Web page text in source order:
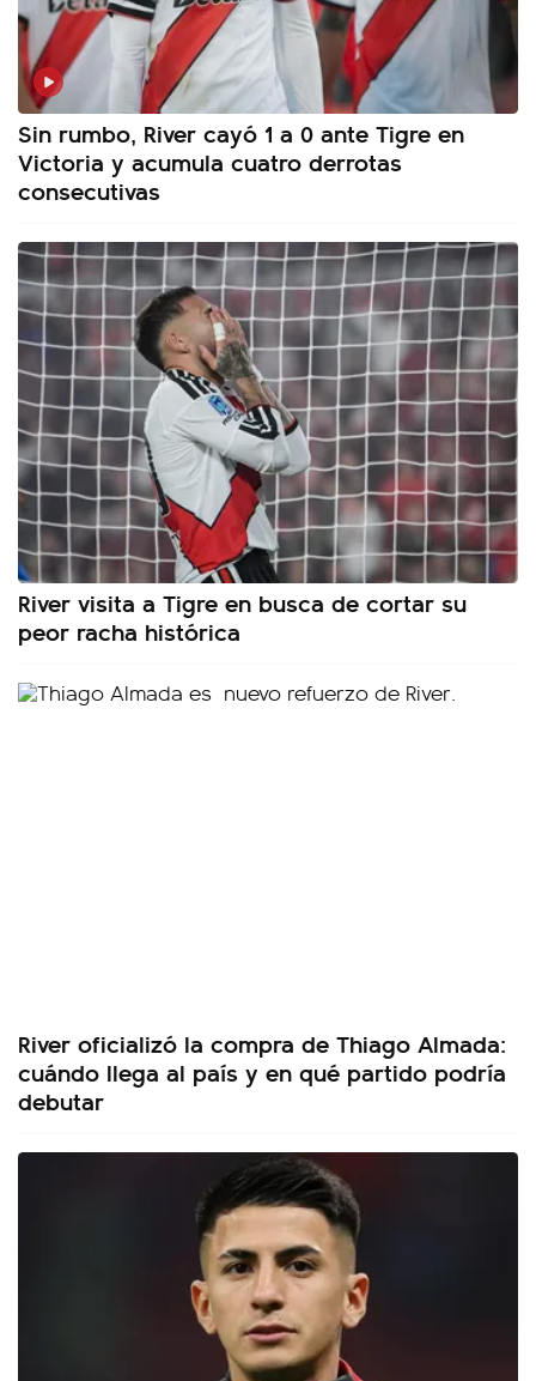
Sin rumbo, River cayó 1 a 0 ante Tigre en
Victoria y acumula cuatro derrotas
consecutivas
River visita a Tigre en busca de cortar su
peor racha histórica
River oficializó la compra de Thiago Almada:
cuándo llega al país y en qué partido podría
debutar